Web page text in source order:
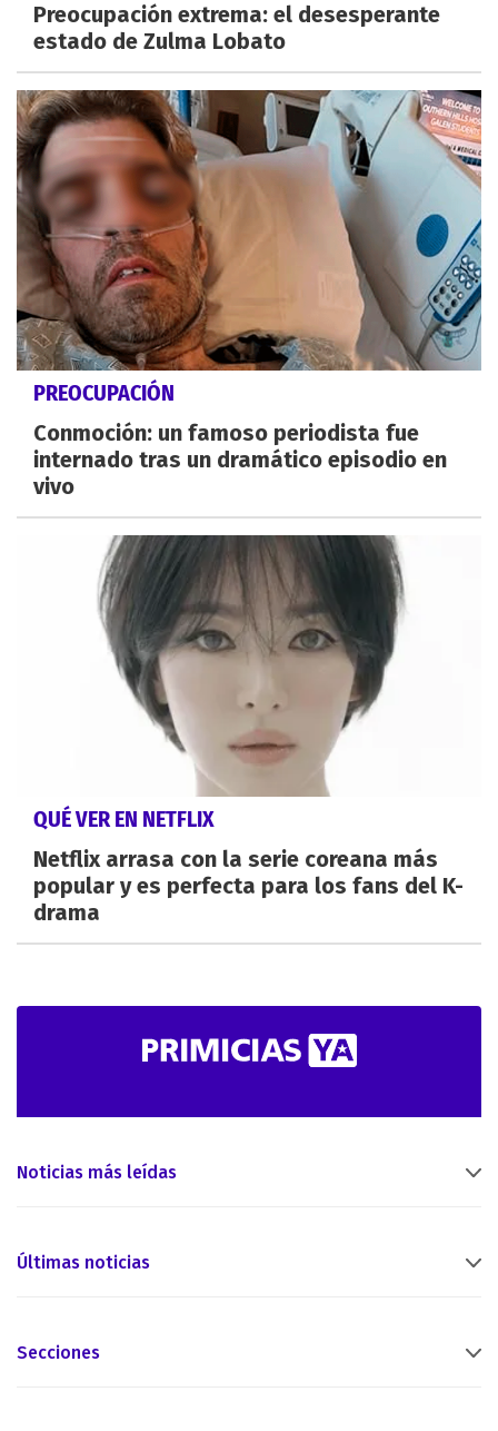
Preocupación extrema: el desesperante
estado de Zulma Lobato
PREOCUPACIÓN
Conmoción: un famoso periodista fue
internado tras un dramático episodio en
vivo
QUÉ VER EN NETFLIX
Netflix arrasa con la serie coreana más
popular y es perfecta para los fans del K-
drama
Noticias más leídas
Últimas noticias
Secciones